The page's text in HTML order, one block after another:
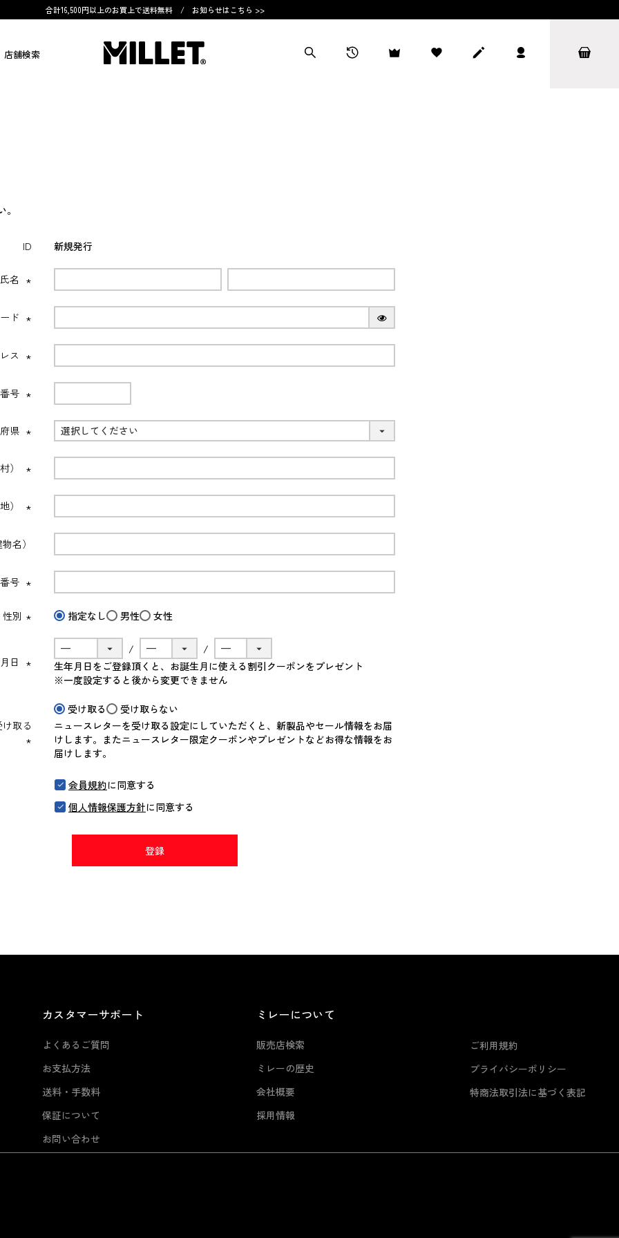
合計16,500円以上のお買上で送料無料 / お知らせはこちら >>
店舗検索
ID 新規発行
氏名
ド
ス
号
県
）
）
須)
名）
号
須)
性別
指定なし 男性 女性
日
生年月日をご登録頂くと、お誕生月に使える割引クーポンをプレゼント
※一度設定すると後から変更できません
取る
受け取る
受け取らない
ニュースレターを受け取る設定にしていただくと、新製品やセール情報をお届
けします。またニュースレター限定クーポンやプレゼントなどお得な情報をお
届けします。
会員規約に同意する
個人情報保護方針に同意する
登録
カスタマーサポート
よくあるご質問
お支払方法
送料・手数料
保証について
お問い合わせ
ミレーについて
販売店検索
ミレーの歴史
会社概要
採用情報
ご利用規約
プライバシーポリシー
特商法取引法に基づく表記